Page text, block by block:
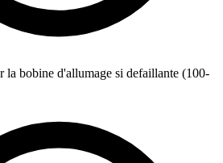
la bobine d'allumage si defaillante (100-